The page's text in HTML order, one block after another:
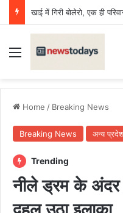
खाई में गिरी बोलेरो, एक ही
Menu
Home / Breaking News
Breaking News अन्य प्रदेश
Trending
नीले ड्रम के अंदर